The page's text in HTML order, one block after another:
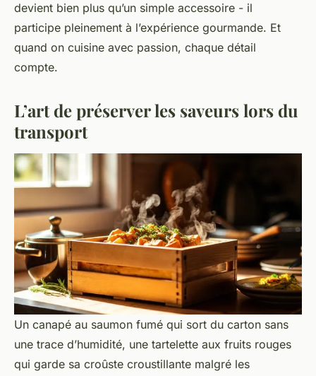
devient bien plus qu’un simple accessoire - il
participe pleinement à l’expérience gourmande. Et
quand on cuisine avec passion, chaque détail
compte.
L’art de préserver les saveurs lors du
transport
Un canapé au saumon fumé qui sort du carton sans
une trace d’humidité, une tartelette aux fruits rouges
qui garde sa croûste croustillante malgré les